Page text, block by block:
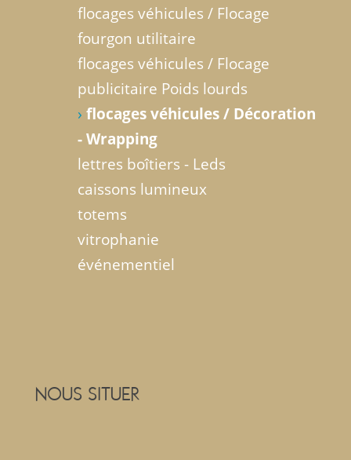
flocages véhicules / Flocage
fourgon utilitaire
flocages véhicules / Flocage
publicitaire Poids lourds
› flocages véhicules / Décoration
- Wrapping
lettres boîtiers - Leds
caissons lumineux
totems
vitrophanie
événementiel
NOUS SITUER